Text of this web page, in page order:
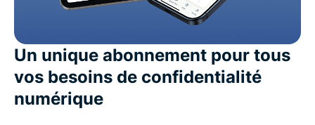
Un unique abonnement pour tous
vos besoins de confidentialité
numérique